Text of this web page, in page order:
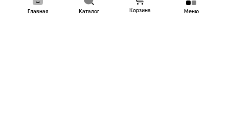
Главная Каталог Корзина Меню